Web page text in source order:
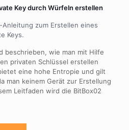
Key durch Würfeln erstellen
zum Erstellen eines
Keys.
beschrieben, wie man mit Hilfe
privaten Schlüssel erstellen
eine hohe Entropie und gilt
man keinem Gerät zur Erstellung
Leitfaden wird die BitBox02